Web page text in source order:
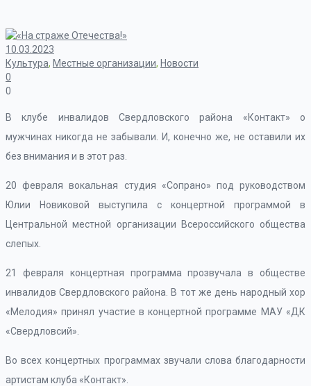
10.03.2023
Культура, Местные организации, Новости
0
0
В клубе инвалидов Свердловского района «Контакт» о
мужчинах никогда не забывали. И, конечно же, не оставили их
без внимания и в этот раз.
20 февраля вокальная студия «Сопрано» под руководством
Юлии Новиковой выступила с концертной программой в
Центральной местной организации Всероссийского общества
слепых.
21 февраля концертная программа прозвучала в обществе
инвалидов Свердловского района. В тот же день народный хор
«Мелодия» принял участие в концертной программе МАУ «ДК
«Свердловсий».
Во всех концертных программах звучали слова благодарности
артистам клуба «Контакт».